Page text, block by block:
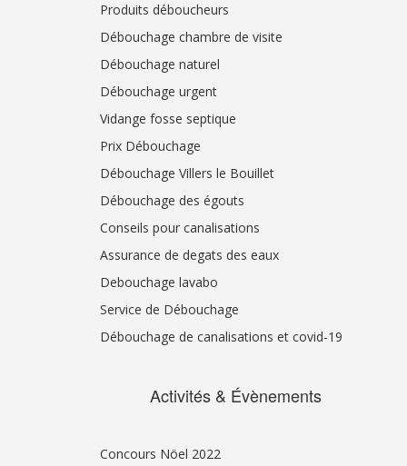
Produits déboucheurs
Débouchage chambre de visite
Débouchage naturel
Débouchage urgent
Vidange fosse septique
Prix Débouchage
Débouchage Villers le Bouillet
Débouchage des égouts
Conseils pour canalisations
Assurance de degats des eaux
Debouchage lavabo
Service de Débouchage
Débouchage de canalisations et covid-19
Activités & Évènements
Concours Nöel 2022